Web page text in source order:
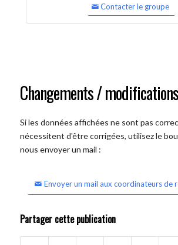
Contacter le groupe
Changements / modifications
Si les données affichées ne sont pas
nécessitent d'être corrigées, utilisez le
nous envoyer un mail :
Envoyer un mail aux coordinateurs de
Partager cette publication